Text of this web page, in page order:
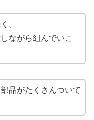
。
ながら組んでいこ
品がたくさんついて